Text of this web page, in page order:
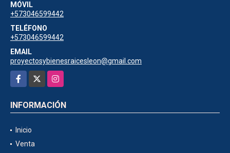
MÓVIL
+573046599442
TELÉFONO
+573046599442
EMAIL
proyectosybienesraicesleon@gmail.com
Facebook
Instagram
INFORMACIÓN
Inicio
Venta